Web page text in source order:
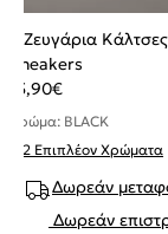
3 Ζευγάρια
Sneakers
15,90€
Χρώμα: BLACK
+ 2 Επιπλέον Χρώματα
Δωρεάν
Δωρεάν